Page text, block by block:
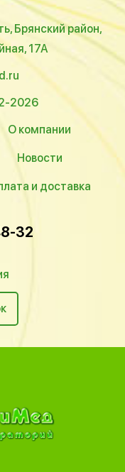
Брянский район,
17А
2026
О компании
Новости
и доставка
32